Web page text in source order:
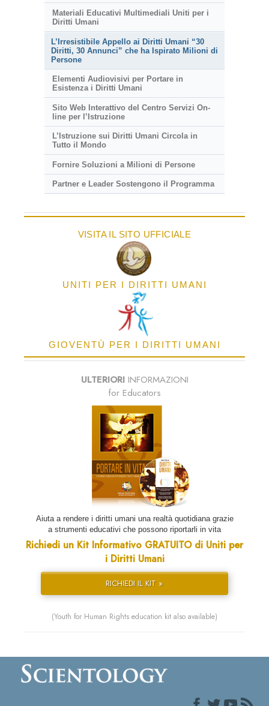
Materiali Educativi Multimediali Uniti per i
Diritti Umani
L’Irresistibile Appello ai Diritti Umani “30
Diritti, 30 Annunci” che ha Ispirato Milioni di
Persone
Elementi Audiovisivi per Portare in
Esistenza i Diritti Umani
Sito Web Interattivo del Centro Servizi On-
line per l’Istruzione
L’Istruzione sui Diritti Umani Circola in
Tutto il Mondo
Fornire Soluzioni a Milioni di Persone
Partner e Leader Sostengono il Programma
VISITA IL SITO UFFICIALE
UNITI PER I DIRITTI UMANI
GIOVENTÙ PER I DIRITTI UMANI
ULTERIORIINFORMAZIONI
for Educators
Aiuta a rendere i diritti umani una realtà quotidiana grazie
a strumenti educativi che possono riportarli in vita
Richiedi un Kit Informativo GRATUITO di Uniti per
i Diritti Umani
RICHIEDI IL KIT »
(Youth for Human Rights education kit also available)